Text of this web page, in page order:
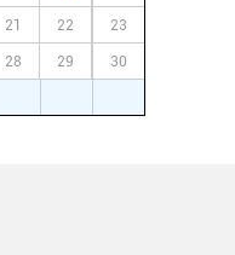
21 22 23
28 29 30